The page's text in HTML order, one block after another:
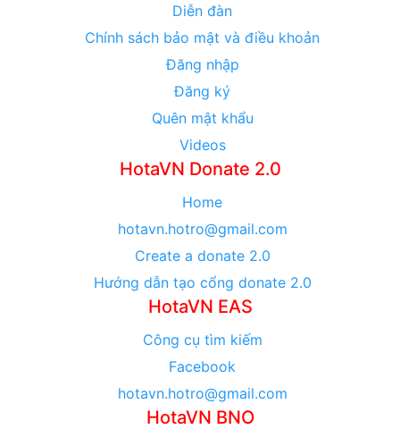
Diễn đàn
Chính sách bảo mật và điều khoản
Đăng nhập
Đăng ký
Quên mật khẩu
Videos
HotaVN Donate 2.0
Home
hotavn.hotro@gmail.com
Create a donate 2.0
Hướng dẫn tạo cổng donate 2.0
HotaVN EAS
Công cụ tìm kiếm
Facebook
hotavn.hotro@gmail.com
HotaVN BNO